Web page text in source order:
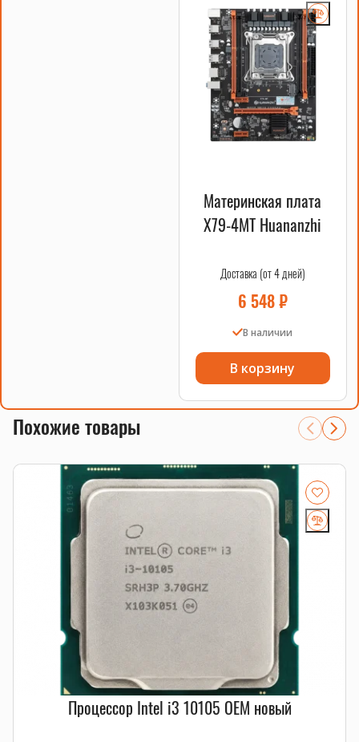
Можно ли использовать данный
Можно ли использовать данный
процессор для сервера 1C?
Материнская плата
X79-4MT Huananzhi
Доставка (от 4 дней)
6 548₽
В наличии
В корзину
Похожие товары
Процессор Intel i3 10105 OEM новый